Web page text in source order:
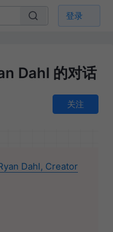
登录
Dahl 的对话
关注
Dahl, Creator